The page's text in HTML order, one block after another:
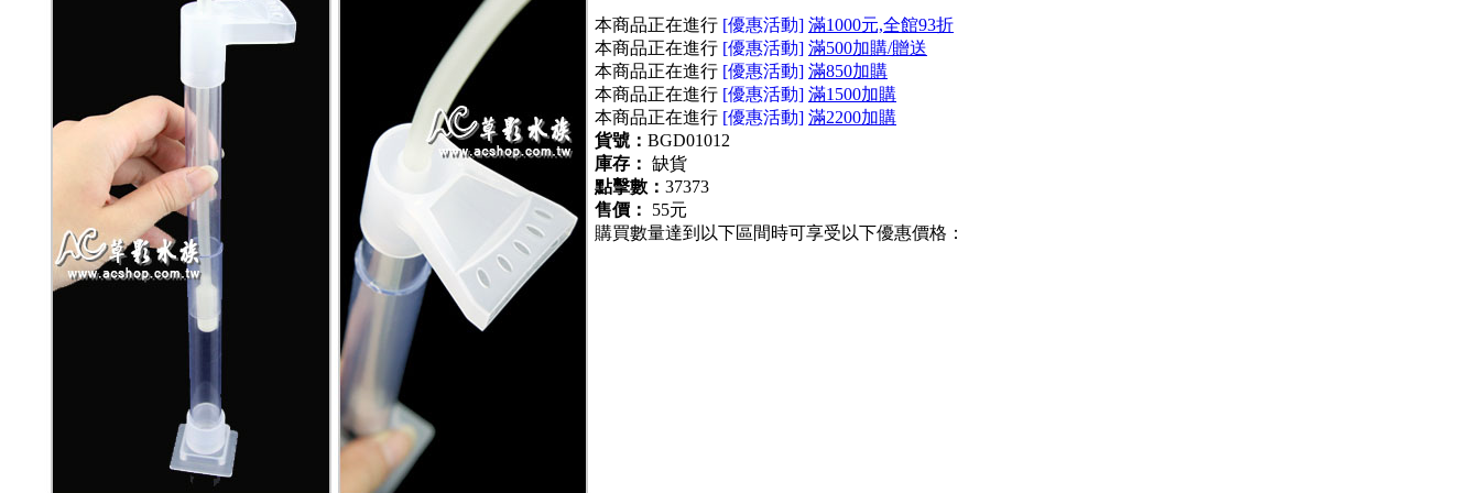
本商品正在進行 [優惠活動] 滿1000元,全館93折
本商品正在進行 [優惠活動] 滿500加購/贈送
本商品正在進行 [優惠活動] 滿850加購
本商品正在進行 [優惠活動] 滿1500加購
本商品正在進行 [優惠活動] 滿2200加購
貨號： BGD01012
庫存： 缺貨
點擊數： 37373
售價：
55元
購買數量達到以下區間時可享受以下優惠價格：